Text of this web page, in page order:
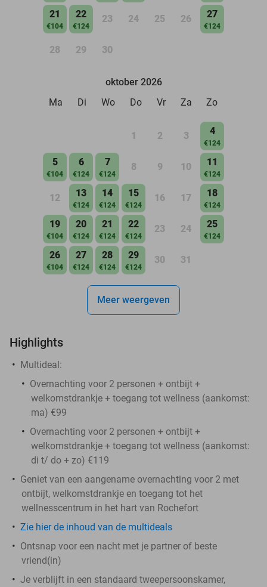
21
€104
22
€124
23 24 25 26 27
€124
28 29 30
oktober 2026
Ma
Di Wo Do Vr Za Zo
1 2 3 4
€124
5
€104
6
€124
7
€124
8 9 10 11
€124
12 13
€124
14
€124
15
€124
16 17 18
€124
19
€104
20
€124
21
€124
22
€124
23 24 25
€124
26
€104
27
€124
28
€124
29
€124
30 31
Meer weergeven
Highlights
Multideal:
Overnachting voor 2 personen + ontbijt +
welkomstdrankje + toegang tot wellness (aankomst:
ma) €99
Overnachting voor 2 personen + ontbijt +
welkomstdrankje + toegang tot wellness (aankomst:
di t/ do + zo) €119
Geniet van een aangename overnachting voor 2 met
ontbijt, welkomstdrankje en toegang tot het
wellnesscentrum in het hart van Rochefort
Zie hier de inhoud van de multideals
Ontsnap voor een nacht met je partner of beste
vriend(in)
Je verblijft in een standaard tweepersoonskamer,